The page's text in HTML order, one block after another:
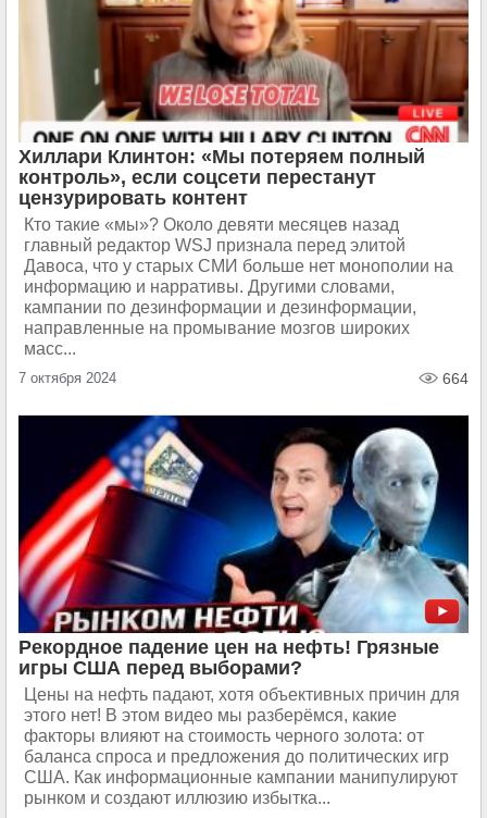
Хиллари Клинтон: «Мы потеряем полный
контроль», если соцсети перестанут
цензурировать контент
Кто такие «мы»? Около девяти месяцев назад
главный редактор WSJ признала перед элитой
Давоса, что у старых СМИ больше нет монополии на
информацию и нарративы. Другими словами,
кампании по дезинформации и дезинформации,
направленные на промывание мозгов широких
масс...
7 октября 2024 664
Рекордное падение цен на нефть! Грязные
игры США перед выборами?
Цены на нефть падают, хотя объективных причин для
этого нет! В этом видео мы разберёмся, какие
факторы влияют на стоимость черного золота: от
баланса спроса и предложения до политических игр
США. Как информационные кампании манипулируют
рынком и создают иллюзию избытка...